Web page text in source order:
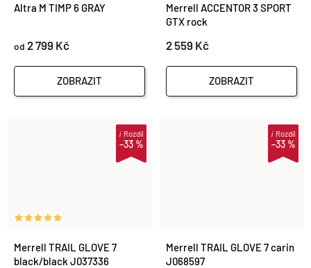
Altra M TIMP 6 GRAY
od 2 799 Kč
ZOBRAZIT
Merrell ACCENTOR 3 SPORT
GTX rock
2 559 Kč
ZOBRAZIT
–33 %
iRozdíl
Merrell TRAIL GLOVE 7
black/black J037336
–33 %
iRozdíl
Merrell TRAIL GLOVE 7 carin
J068597